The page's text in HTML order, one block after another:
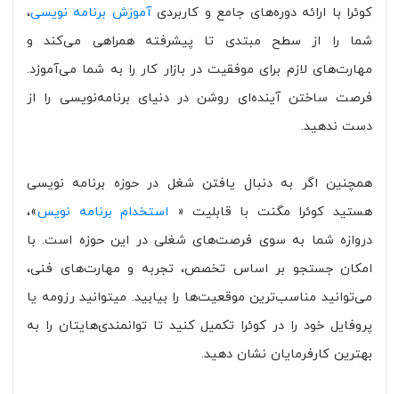
کوئرا با ارائه دوره‌های جامع و کاربردیآموزش برنامه ‌نویسی،
شما را از سطح مبتدی تا پیشرفته همراهی می‌کند و
مهارت‌های لازم برای موفقیت در بازار کار را به شما می‌آموزد.
فرصت ساختن آینده‌ای روشن در دنیای برنامه‌نویسی را از
دست ندهید.
همچنین اگر به دنبال یافتن شغل در حوزه برنامه نویسی
هستید کوئرا مگنت با قابلیت « استخدام برنامه نویس»،
دروازه شما به سوی فرصت‌های شغلی در این حوزه است. با
امکان جستجو بر اساس تخصص، تجربه و مهارت‌های فنی،
می‌توانید مناسب‌ترین موقعیت‌ها را بیابید. میتوانید رزومه یا
پروفایل خود را در کوئرا تکمیل کنید تا توانمندی‌هایتان را به
بهترین کارفرمایان نشان دهید.